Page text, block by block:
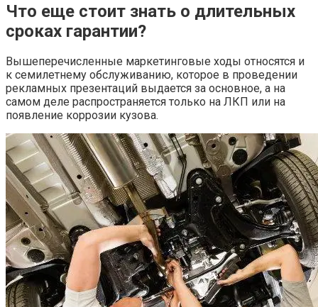
Что еще стоит знать о длительных
сроках гарантии?
Вышеперечисленные маркетинговые ходы относятся и
к семилетнему обслуживанию, которое в проведении
рекламных презентаций выдается за основное, а на
самом деле распространяется только на ЛКП или на
появление коррозии кузова.